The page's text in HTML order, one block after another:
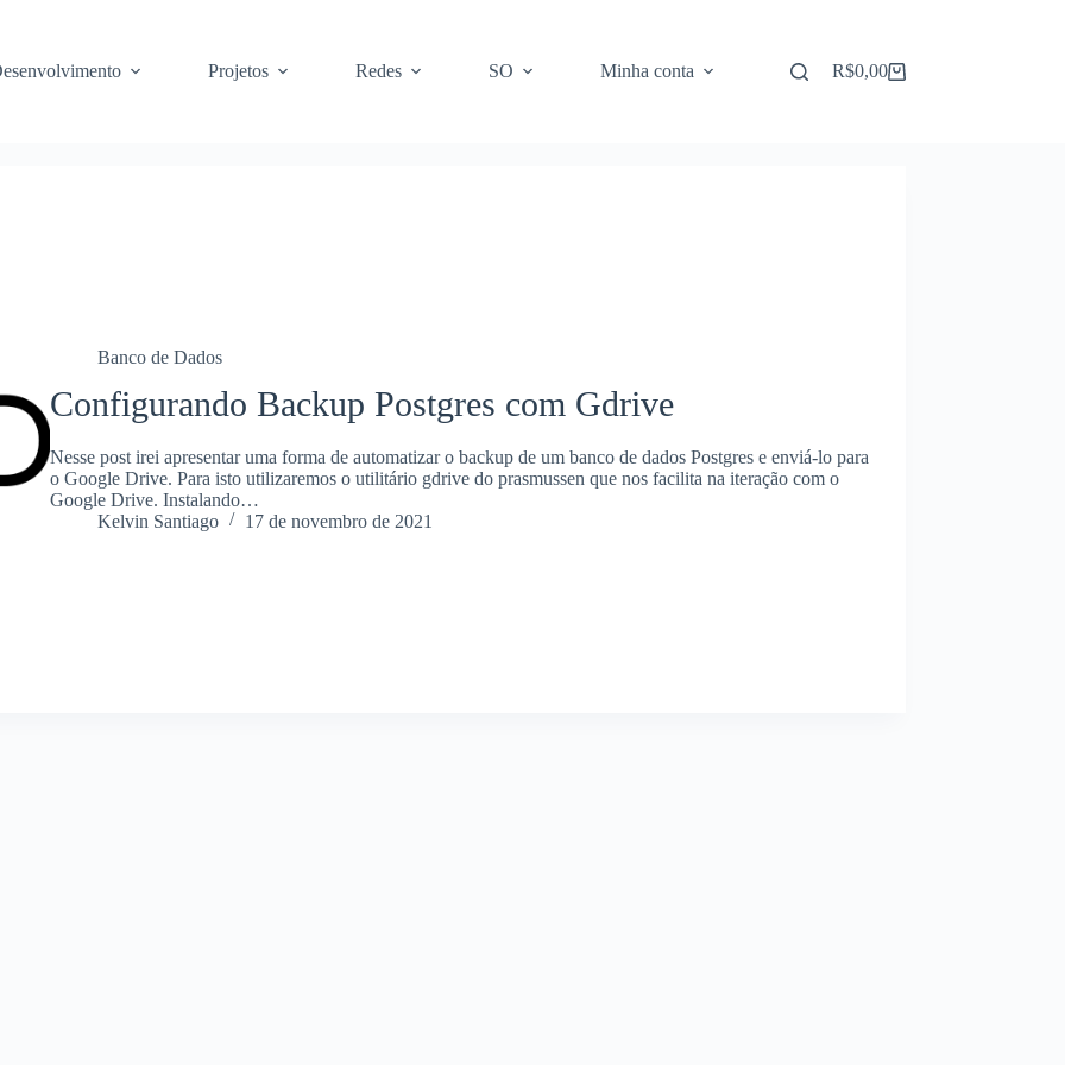
Projetos Redes SO Minha conta Carrinho
R$0,00
Banco de Dados
Configurando Backup Postgres com Gdrive
Nesse post irei apresentar uma forma de automatizar o backup de um banco de dados Postgres e enviá-lo para
o Google Drive. Para isto utilizaremos o utilitário gdrive do prasmussen que nos facilita na iteração com o
Google Drive. Instalando…
Kelvin Santiago
17 de novembro de 2021